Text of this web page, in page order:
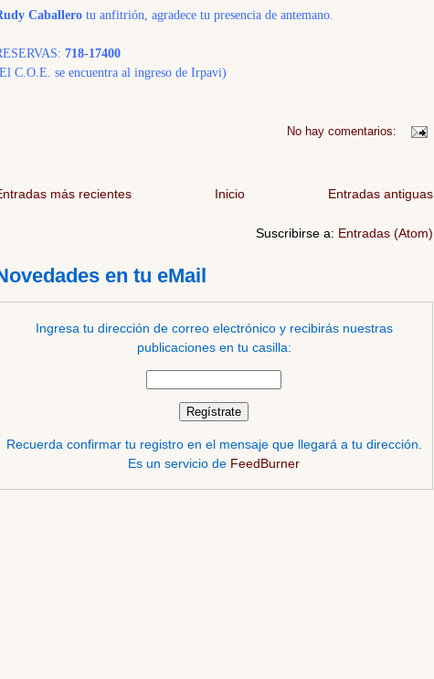
Caballero tu anfitrión, agradece tu presencia de antemano.
718-17400
C.O.E. se encuentra al ingreso de Irpavi)
No hay comentarios:
más recientes Entradas antiguas
Inicio
Suscribirse a: Entradas (Atom)
en tu eMail
Ingresa tu dirección de correo electrónico y recibirás nuestras
publicaciones en tu casilla:
Recuerda confirmar tu registro en el mensaje que llegará a tu dirección.
Es un servicio de FeedBurner